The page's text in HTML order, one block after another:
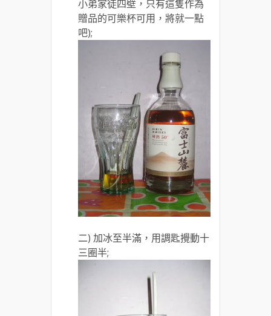
小弟家徒四壁，只有這隻作為
贈品的可樂杯可用，將就一點
吧);
二) 加冰至半滿，用調匙攪動十
三圈半;